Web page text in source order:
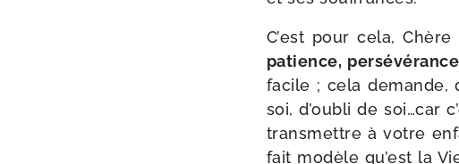
C’est pour cela, Chère
patience,
facile ; cela demande,
soi, d’ou­bli de soi…car
trans­mettre à votre
fait modèle qu’est la